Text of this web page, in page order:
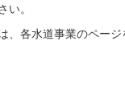
い。
各水道事業のページ